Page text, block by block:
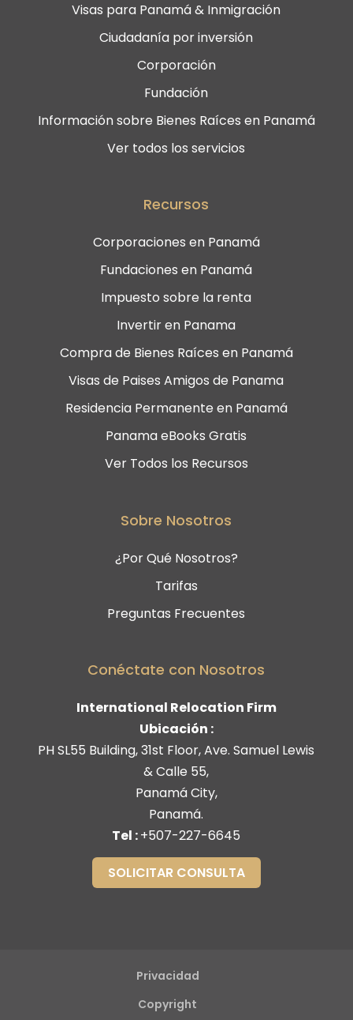
Visas para Panamá & Inmigración
Ciudadanía por inversión
Corporación
Fundación
Información sobre Bienes Raíces en Panamá
Ver todos los servicios
Recursos
Corporaciones en Panamá
Fundaciones en Panamá
Impuesto sobre la renta
Invertir en Panama
Compra de Bienes Raíces en Panamá
Visas de Paises Amigos de Panama
Residencia Permanente en Panamá
Panama eBooks Gratis
Ver Todos los Recursos
Sobre Nosotros
¿Por Qué Nosotros?
Tarifas
Preguntas Frecuentes
Conéctate con Nosotros
International Relocation Firm
Ubicación :
PH SL55 Building, 31st Floor, Ave. Samuel Lewis
& Calle 55,
Panamá City,
Panamá.
Tel :+507-227-6645
SOLICITAR CONSULTA
Privacidad
Copyright